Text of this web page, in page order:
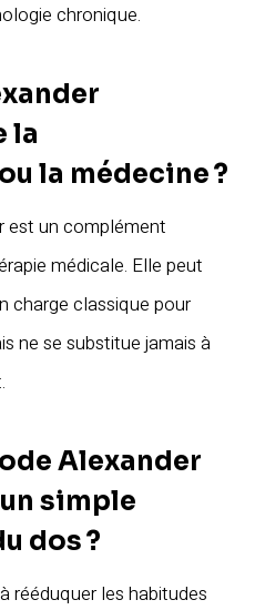
chronique.
la
la médecine ?
est un complément
médicale. Elle peut
charge classique pour
ne se substitue jamais à
Alexander
simple
dos ?
rééduquer les habitudes